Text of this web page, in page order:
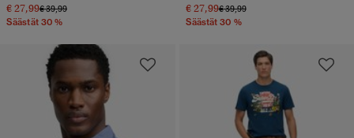
€ 27,99Hinta alennettu hinnasta
€ 39,99hintaan
Säästät 30 %
€ 27,99Hinta alennettu hinnasta
€ 39,99hintaan
Säästät 30 %